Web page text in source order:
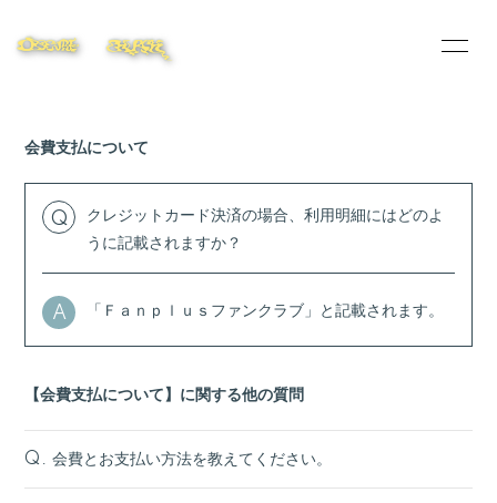
PROFILE
104PHOTO 104NEMA
STORE
会員登録 ログイン
会費支払について
Q
クレジットカード決済の場合、利用明細にはどのよ
うに記載されますか？
A 「Ｆａｎｐｌｕｓファンクラブ」と記載されます。
【会費支払について】に関する他の質問
Q. 会費とお支払い方法を教えてください。